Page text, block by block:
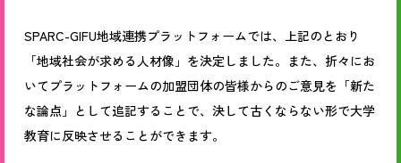
SPARC-GIFU地域連携プラットフォームでは、上記のとおり
「地域社会が求める人材像」を決定しました。また、折々にお
いてプラットフォームの加盟団体の皆様からのご意見を「新た
な論点」として追記することで、決して古くならない形で大学
教育に反映させることができます。